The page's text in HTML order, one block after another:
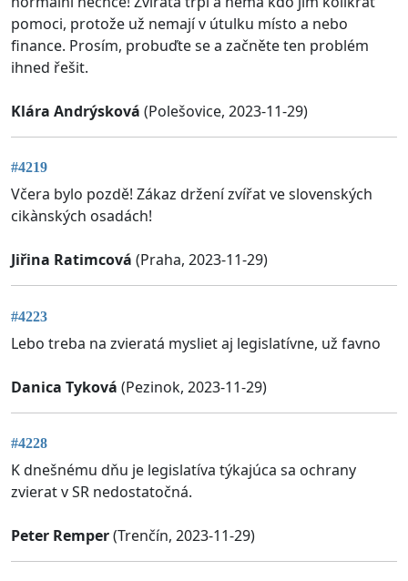
pomoci, protože už nemají v útulku místo a nebo
finance. Prosím, probuďte se a začněte ten problém
ihned řešit.
Klára Andrýsková (Polešovice, 2023-11-29)
#4219
Včera bylo pozdě! Zákaz držení zvířat ve slovenských
cikànských osadách!
Jiřina Ratimcová (Praha, 2023-11-29)
#4223
Lebo treba na zvieratá mysliet aj legislatívne, už favno
Danica Tyková (Pezinok, 2023-11-29)
#4228
K dnešnému dňu je legislatíva týkajúca sa ochrany
zvierat v SR nedostatočná.
Peter Remper(Trenčín, 2023-11-29)